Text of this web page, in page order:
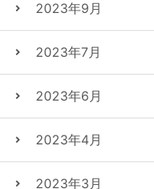
2023年9月
2023年7月
2023年6月
2023年4月
2023年3月